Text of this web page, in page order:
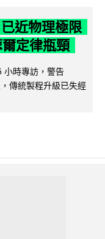
近物理極限
定律瓶頸
小時專訪，警告
傳統製程升級已失經